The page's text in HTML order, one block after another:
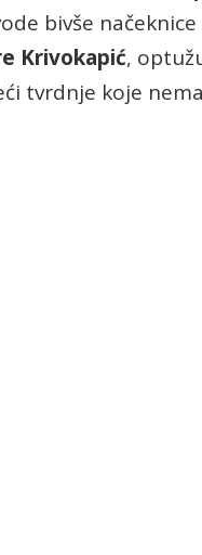
bivše
Krivokapić,
tvrdnje koje